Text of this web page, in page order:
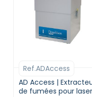
AD Access |
de fumées pour
Ref.ADAccess